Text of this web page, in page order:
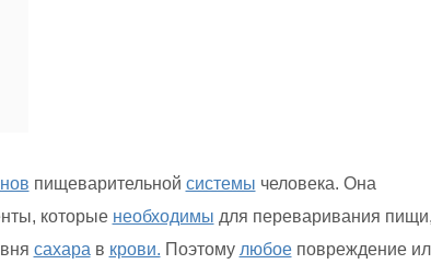
пищеварительной системы человека. Она
которые необходимы для переваривания
сахара в крови. Поэтому любоеповреждение